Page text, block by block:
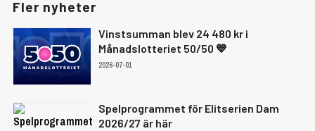
Fler nyheter
Vinstsumman blev 24 480 kr i
Månadslotteriet 50/50 💙
2026-07-01
Spelprogrammet för Elitserien Dam
2026/27 är här